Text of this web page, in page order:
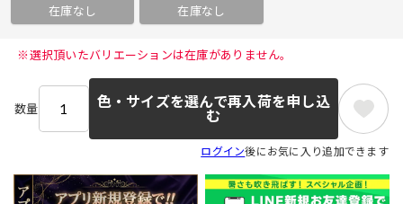
在庫なし 在庫なし
※選択頂いたバリエーションは在庫がありません。
数量
色・サイズを選んで再入荷を申し込
む
ログイン後にお気に入り追加できます